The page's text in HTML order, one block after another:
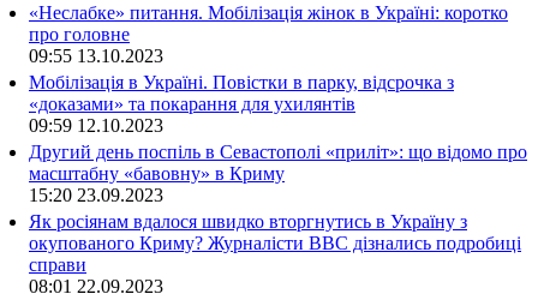
«Неслабке» питання. Мобілізація жінок в Україні: коротко
про головне
09:55 13.10.2023
Мобілізація в Україні. Повістки в парку, відсрочка з
«доказами» та покарання для ухилянтів
09:59 12.10.2023
Другий день поспіль в Севастополі «приліт»: що відомо про
масштабну «бавовну» в Криму
15:20 23.09.2023
Як росіянам вдалося швидко вторгнутись в Україну з
окупованого Криму? Журналісти ВВС дізнались подробиці
справи
08:01 22.09.2023